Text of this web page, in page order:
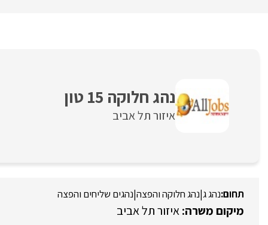
נהג חלוקה 15 טון
איזור תל אביב
נהג ג|נהג חלוקה והפצה|נהגים שליחים והפצה
איזור תל אביב